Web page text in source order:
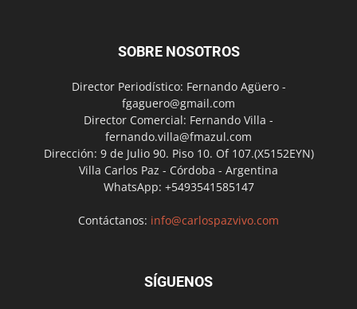
SOBRE NOSOTROS
Director Periodístico: Fernando Agüero -
fgaguero@gmail.com
Director Comercial: Fernando Villa -
fernando.villa@fmazul.com
Dirección: 9 de Julio 90. Piso 10. Of 107.(X5152EYN)
Villa Carlos Paz - Córdoba - Argentina
WhatsApp: +5493541585147
Contáctanos: info@carlospazvivo.com
SÍGUENOS